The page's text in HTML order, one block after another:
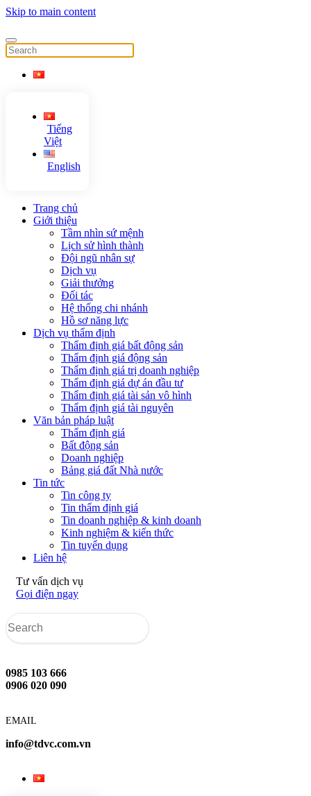
Skip to main content
Tiếng
Việt
English
Trang chủ
Giới thiệu
Tầm nhìn sứ mệnh
Lịch sử hình thành
Đội ngũ nhân sự
Dịch vụ
Giải thưởng
Đối tác
Hệ thống chi nhánh
Hồ sơ năng lực
Dịch vụ thẩm định
Thẩm định giá bất động sản
Thẩm định giá động sản
Thẩm định giá trị doanh nghiệp
Thẩm định giá dự án đầu tư
Thẩm định giá tài sản vô hình
Thẩm định giá tài nguyên
Văn bản pháp luật
Thẩm định giá
Bất động sản
Doanh nghiệp
Bảng giá đất Nhà nước
Tin tức
Tin công ty
Tin thẩm định giá
Tin doanh nghiệp & kinh doanh
Kinh nghiệm & kiến thức
Tin tuyển dụng
Liên hệ
Tư vấn dịch vụ
Gọi điện ngay
0985 103 666
0906 020 090
EMAIL
info@tdvc.com.vn